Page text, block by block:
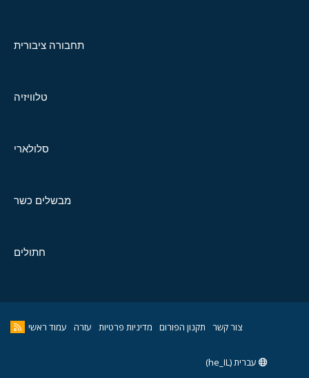
תחבורה ציבורית
טלוויזיה
סלולארי
מבשלים כשר
חתולים
צור קשר תקנון הפורום מדיניות פרטיות עזרה עמוד ראשי
עברית (he_IL)